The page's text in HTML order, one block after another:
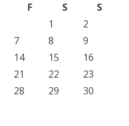
F S
S
1
2
7 8
9
14 15
16
21 22
23
28 29
30